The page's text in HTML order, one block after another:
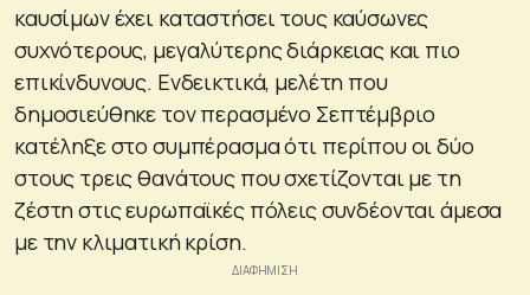
καυσίμων έχει καταστήσει τους καύσωνες
συχνότερους, μεγαλύτερης διάρκειας και πιο
επικίνδυνους. Ενδεικτικά, μελέτη που
δημοσιεύθηκε τον περασμένο Σεπτέμβριο
κατέληξε στο συμπέρασμα ότι περίπου οι δύο
στους τρεις θανάτους που σχετίζονται με τη
ζέστη στις ευρωπαϊκές πόλεις συνδέονται άμεσα
με την κλιματική κρίση.